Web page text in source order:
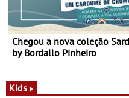
Chegou a nova coleção
by Bordallo Pinheiro
Kids